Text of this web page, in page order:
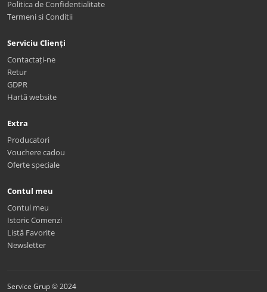
Politica de Confidentialitate
Termeni si Conditii
Serviciu Clienți
Contactați-ne
Retur
GDPR
Hartă website
Extra
Producatori
Vouchere cadou
Oferte speciale
Contul meu
Contul meu
Istoric Comenzi
Listă Favorite
Newsletter
Service Grup © 2024